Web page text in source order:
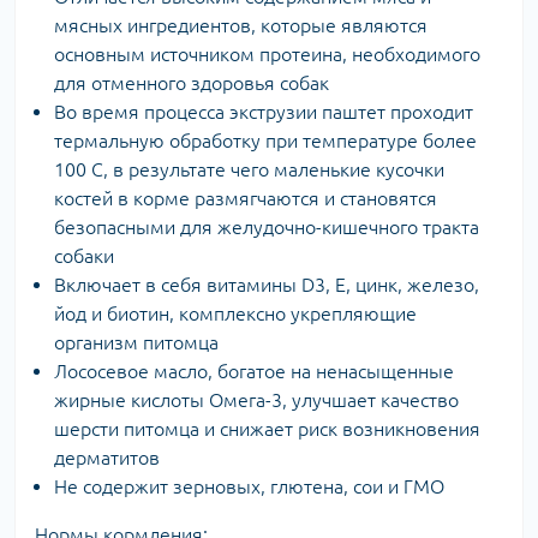
мясных ингредиентов, которые являются
основным источником протеина, необходимого
для отменного здоровья собак
Во время процесса экструзии паштет проходит
термальную обработку при температуре более
100 С, в результате чего маленькие кусочки
костей в корме размягчаются и становятся
безопасными для желудочно-кишечного тракта
собаки
Включает в себя витамины D3, Е, цинк, железо,
йод и биотин, комплексно укрепляющие
организм питомца
Лососевое масло, богатое на ненасыщенные
жирные кислоты Омега-3, улучшает качество
шерсти питомца и снижает риск возникновения
дерматитов
Не содержит зерновых, глютена, сои и ГМО